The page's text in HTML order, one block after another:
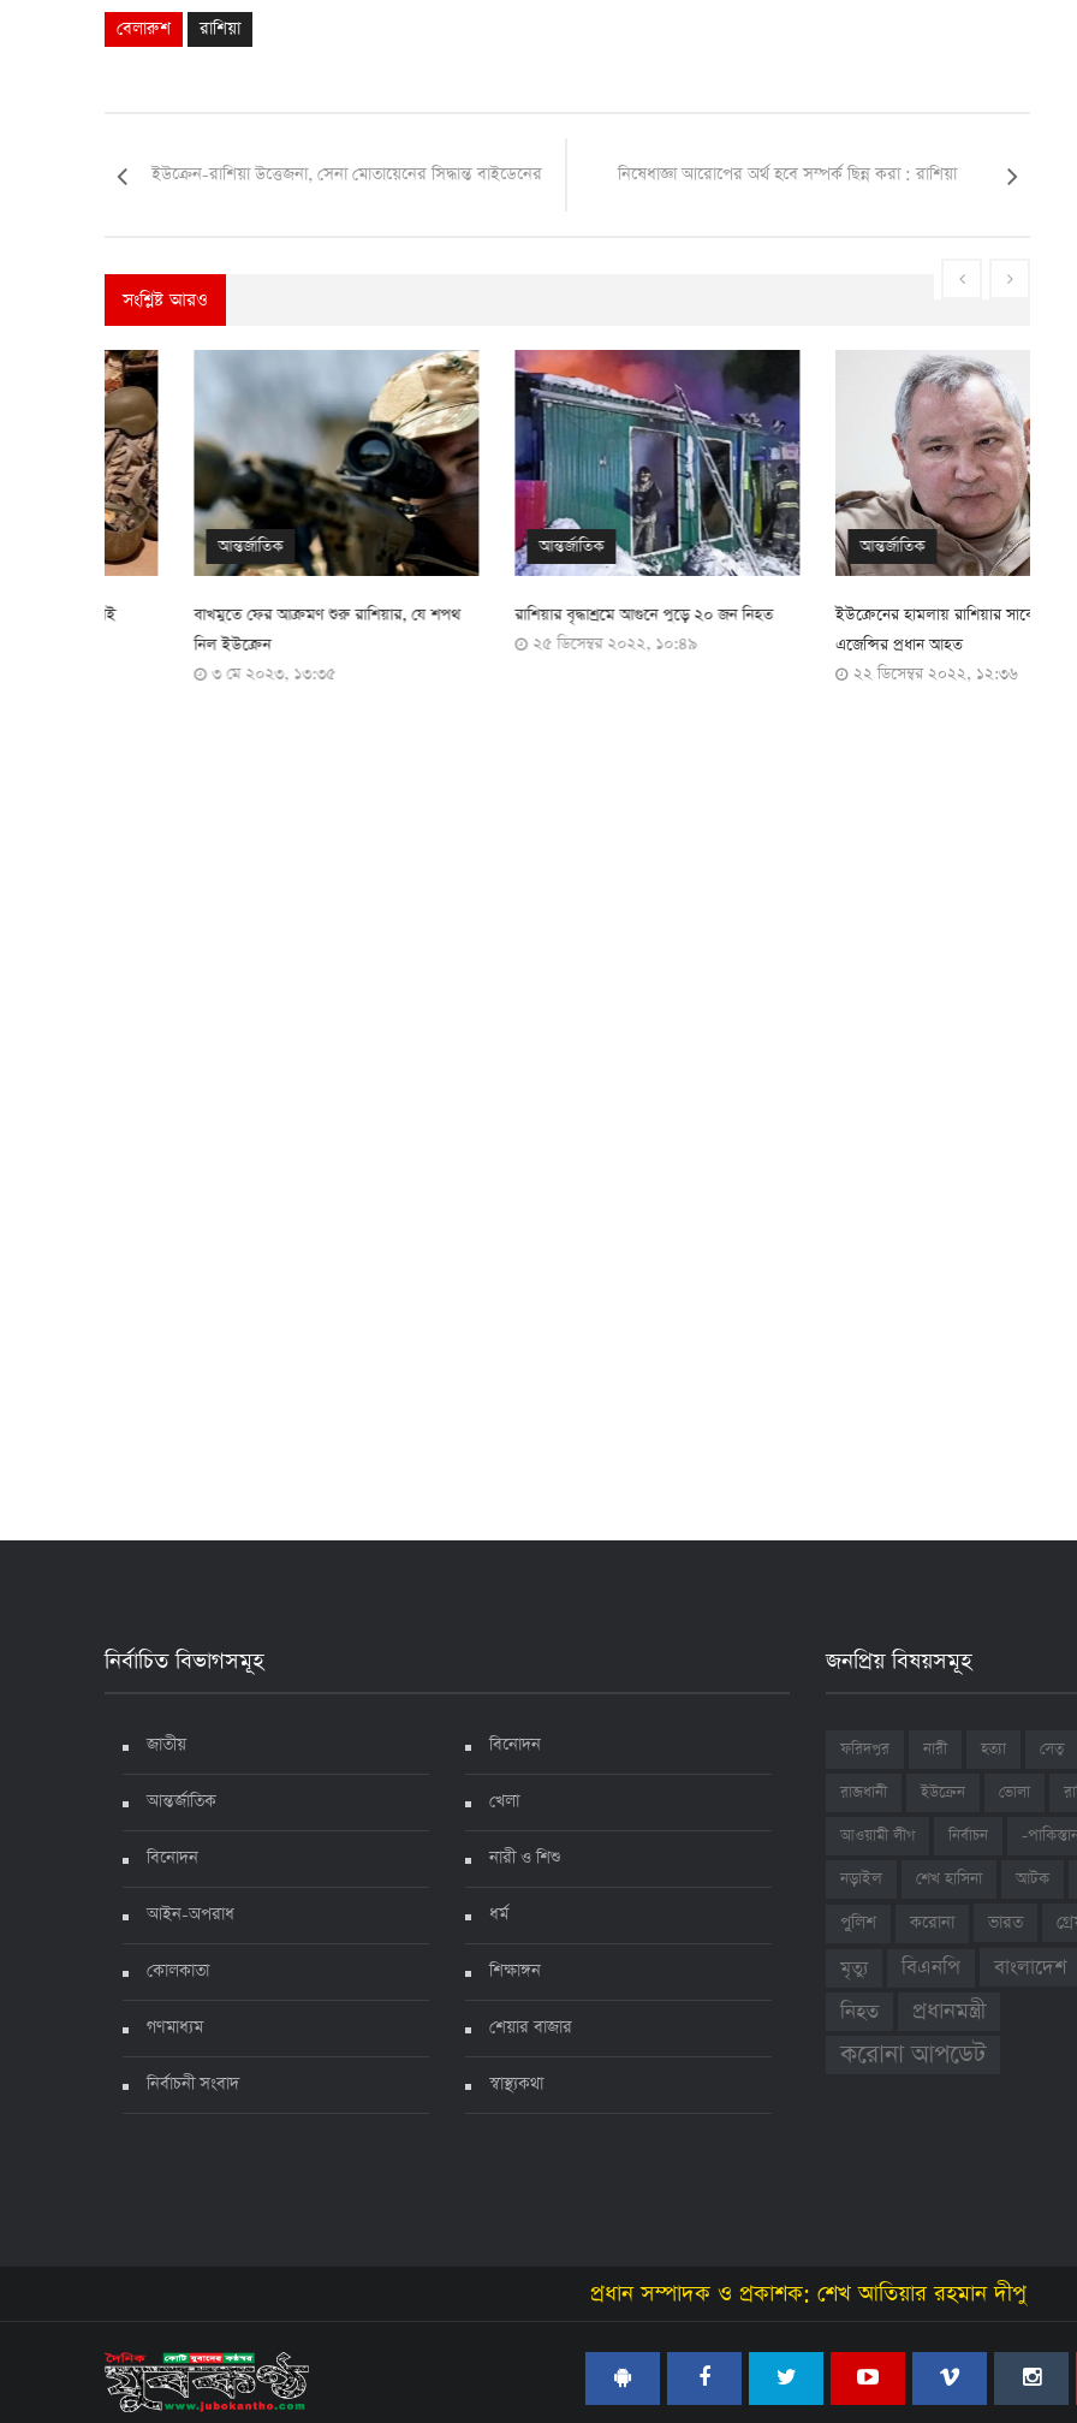
বেলারুশ রাশিয়া
ইউক্রেন-রাশিয়া উত্তেজনা, সেনা মোতায়েনের সিদ্ধান্ত বাইডেনের নিষেধাজ্ঞা আরোপের অর্থ হবে সম্পর্ক ছিন্ন করা : রাশিয়া
সংশ্লিষ্ট আরও
আন্তর্জাতিক
বাখমুতে ফের আক্রমণ শুরু রাশিয়ার, যে শপথ
৩ মে ২০২৩, ১৩:৩৫
আন্তর্জাতিক
রাশিয়ার বৃদ্ধাশ্রমে আগুনে পুড়ে ২০ জন নিহত
২৫ ডিসেম্বর ২০২২, ১০:৪৯
আন্তর্জাতিক
ইউক্রেনের হামলায় রাশিয়ার সাবেক স্পেস
এজেন্সির প্রধান আহত
২২ ডিসেম্বর ২০২২, ১২:৩৬
নির্বাচিত বিভাগসমূহ
জাতীয়
আন্তর্জাতিক
বিনোদন
আইন-অপরাধ
কোলকাতা
গণমাধ্যম
নির্বাচনী সংবাদ
বিনোদন
খেলা
নারী ও শিশু
ধর্ম
শিক্ষাঙ্গন
শেয়ার বাজার
স্বাস্থ্যকথা
জনপ্রিয় বিষয়সমূহ
ফরিদপুর নারী হত্যা সেতু
রাজধানী ইউক্রেন ভোলা
আওয়ামী লীগ
নির্বাচন
-
নড়াইল
শেখ হাসিনা আটক
পুলিশ
করোনা ভারত
মৃত্যু
বিএনপি
বাংলাদেশ
নিহত
প্রধানমন্ত্রী
করোনা আপডেট
প্রধান সম্পাদক ও প্রকাশক: শেখ আতিয়ার রহমান দীপু